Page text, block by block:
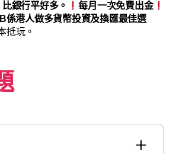
銀行平好多。
每月一次免費出金
IB係港人做多貨幣投資及換匯最佳選
抵玩。